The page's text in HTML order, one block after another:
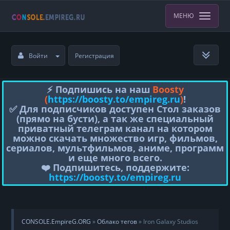
МЕНЮ
Войти Регистрация
⚡️ Подпишись на наш Boosty
(https://boosty.to/empireg.ru)!
✅ Для подписчиков доступен Стол заказов
(прямо на бусти), а так же специальный
приватный телеграм канал на котором
можно скачать множество игр, фильмов,
сериалов, мультфильмов, аниме, программ
и еще много всего.
❤️ Подпишитесь, поддержите:
https://boosty.to/empireg.ru
CONSOLE.EmpireG.ORG »Облако тегов» Iron Galaxy Studios